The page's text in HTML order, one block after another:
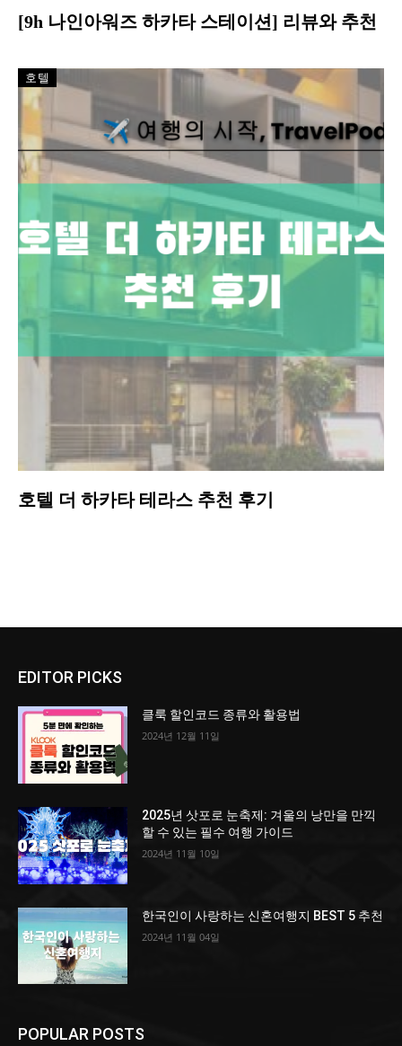
[9h 나인아워즈 하카타 스테이션] 리뷰와 추천
호텔
호텔 더 하카타 테라스 추천 후기
EDITOR PICKS
클룩 할인코드 종류와 활용법
2024년 12월 11일
2025년 삿포로 눈축제: 겨울의 낭만을 만끽
할 수 있는 필수 여행 가이드
2024년 11월 10일
한국인이 사랑하는 신혼여행지 BEST 5 추천
2024년 11월 04일
POPULAR POSTS